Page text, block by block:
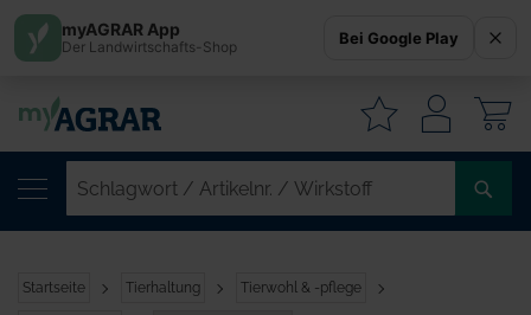
Startseite Tierhaltung Tierwohl & -pflege
myAGRAR App
Der Landwirtschafts-Shop Bei Google Play